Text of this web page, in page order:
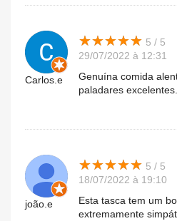
Carlos.e
★★★★★
★★★★★ 5 / 5
29/07/2022 à 12:31
Genuína comida
paladares excelentes.
joão.e
★★★★★
★★★★★ 5 / 5
18/07/2022 à 19:10
Esta tasca tem um
extremamente